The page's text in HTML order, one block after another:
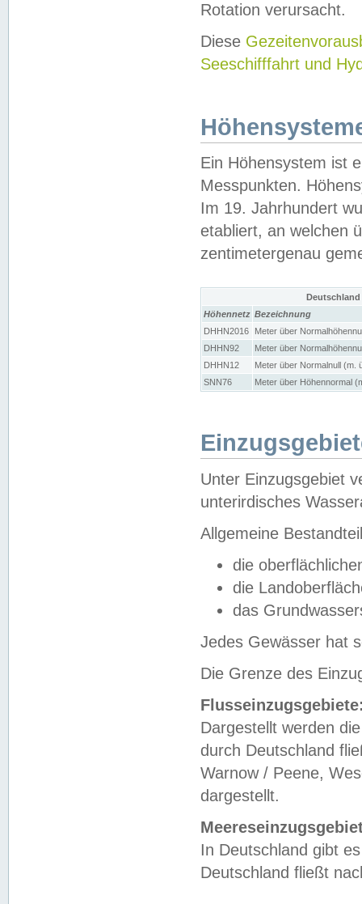
Rotation verursacht.
Diese
Seeschifffahrt und
Ein Höhensystem ist
Messpunkten.
Im 19. Jahrhundert
etabliert, an welchen
zentimetergenau
Höhennetz Bezeichnung
DHHN2016
Meter über
DHHN92
Meter über
DHHN12
Meter über Normalnull (m.
SNN76
Meter über Höhennormal
Unter Einzugsgebiet
unterirdisches
Allgemeine
die
die
das
Jedes Gewässer hat
Die Grenze des
Dargestellt werden
durch Deutschland
Warnow / Peene,
dargestellt.
In Deutschland gibt
Deutschland fließt